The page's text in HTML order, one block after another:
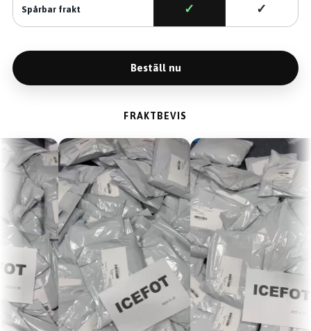
Spårbar frakt ✓ ✓
Beställ nu
FRAKTBEVIS